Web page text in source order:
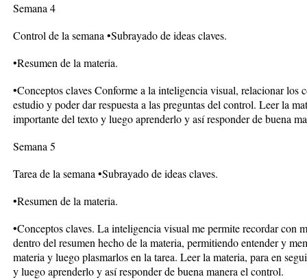
Semana 4
Control de la semana •Subrayado de ideas claves.
•Resumen de la materia.
•Conceptos claves Conforme a la inteligencia visual, relacionar los
estudio y poder dar respuesta a las preguntas del control. Leer la
importante del texto y luego aprenderlo y así responder de buena
Semana 5
Tarea de la semana •Subrayado de ideas claves.
•Resumen de la materia.
•Conceptos claves. La inteligencia visual me permite recordar con
dentro del resumen hecho de la materia, permitiendo entender y
materia y luego plasmarlos en la tarea. Leer la materia, para en
y luego aprenderlo y así responder de buena manera el control.